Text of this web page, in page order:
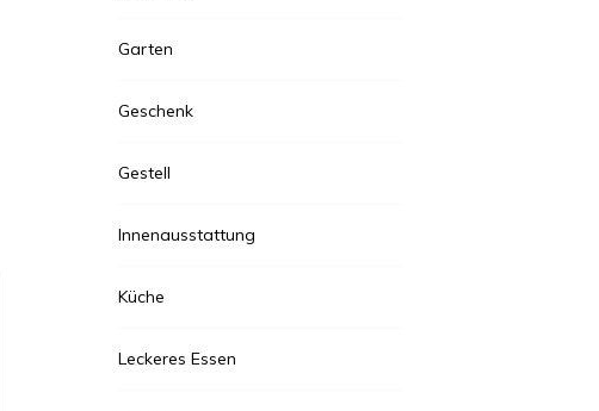
Dekorationsdesign
Garten
Geschenk
Gestell
Innenausstattung
Küche
Leckeres Essen